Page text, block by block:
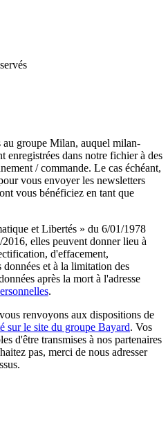
au groupe Milan, auquel milan-
enregistrées dans notre fichier à des
/ commande. Le cas échéant,
vous envoyer les newsletters
vous bénéficiez en tant que
et Libertés » du 6/01/1978
elles peuvent donner lieu à
d'effacement,
et à la limitation des
après la mort à l'adresse
.
renvoyons aux dispositions de
sur le site du groupe Bayard. Vos
d'être transmises à nos partenaires
pas, merci de nous adresser